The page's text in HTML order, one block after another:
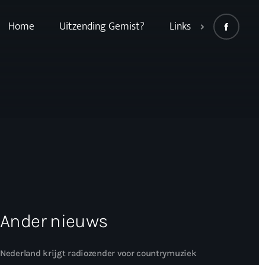
Home Uitzending Gemist? Links
Ander nieuws
Nederland krijgt radiozender voor countrymuziek